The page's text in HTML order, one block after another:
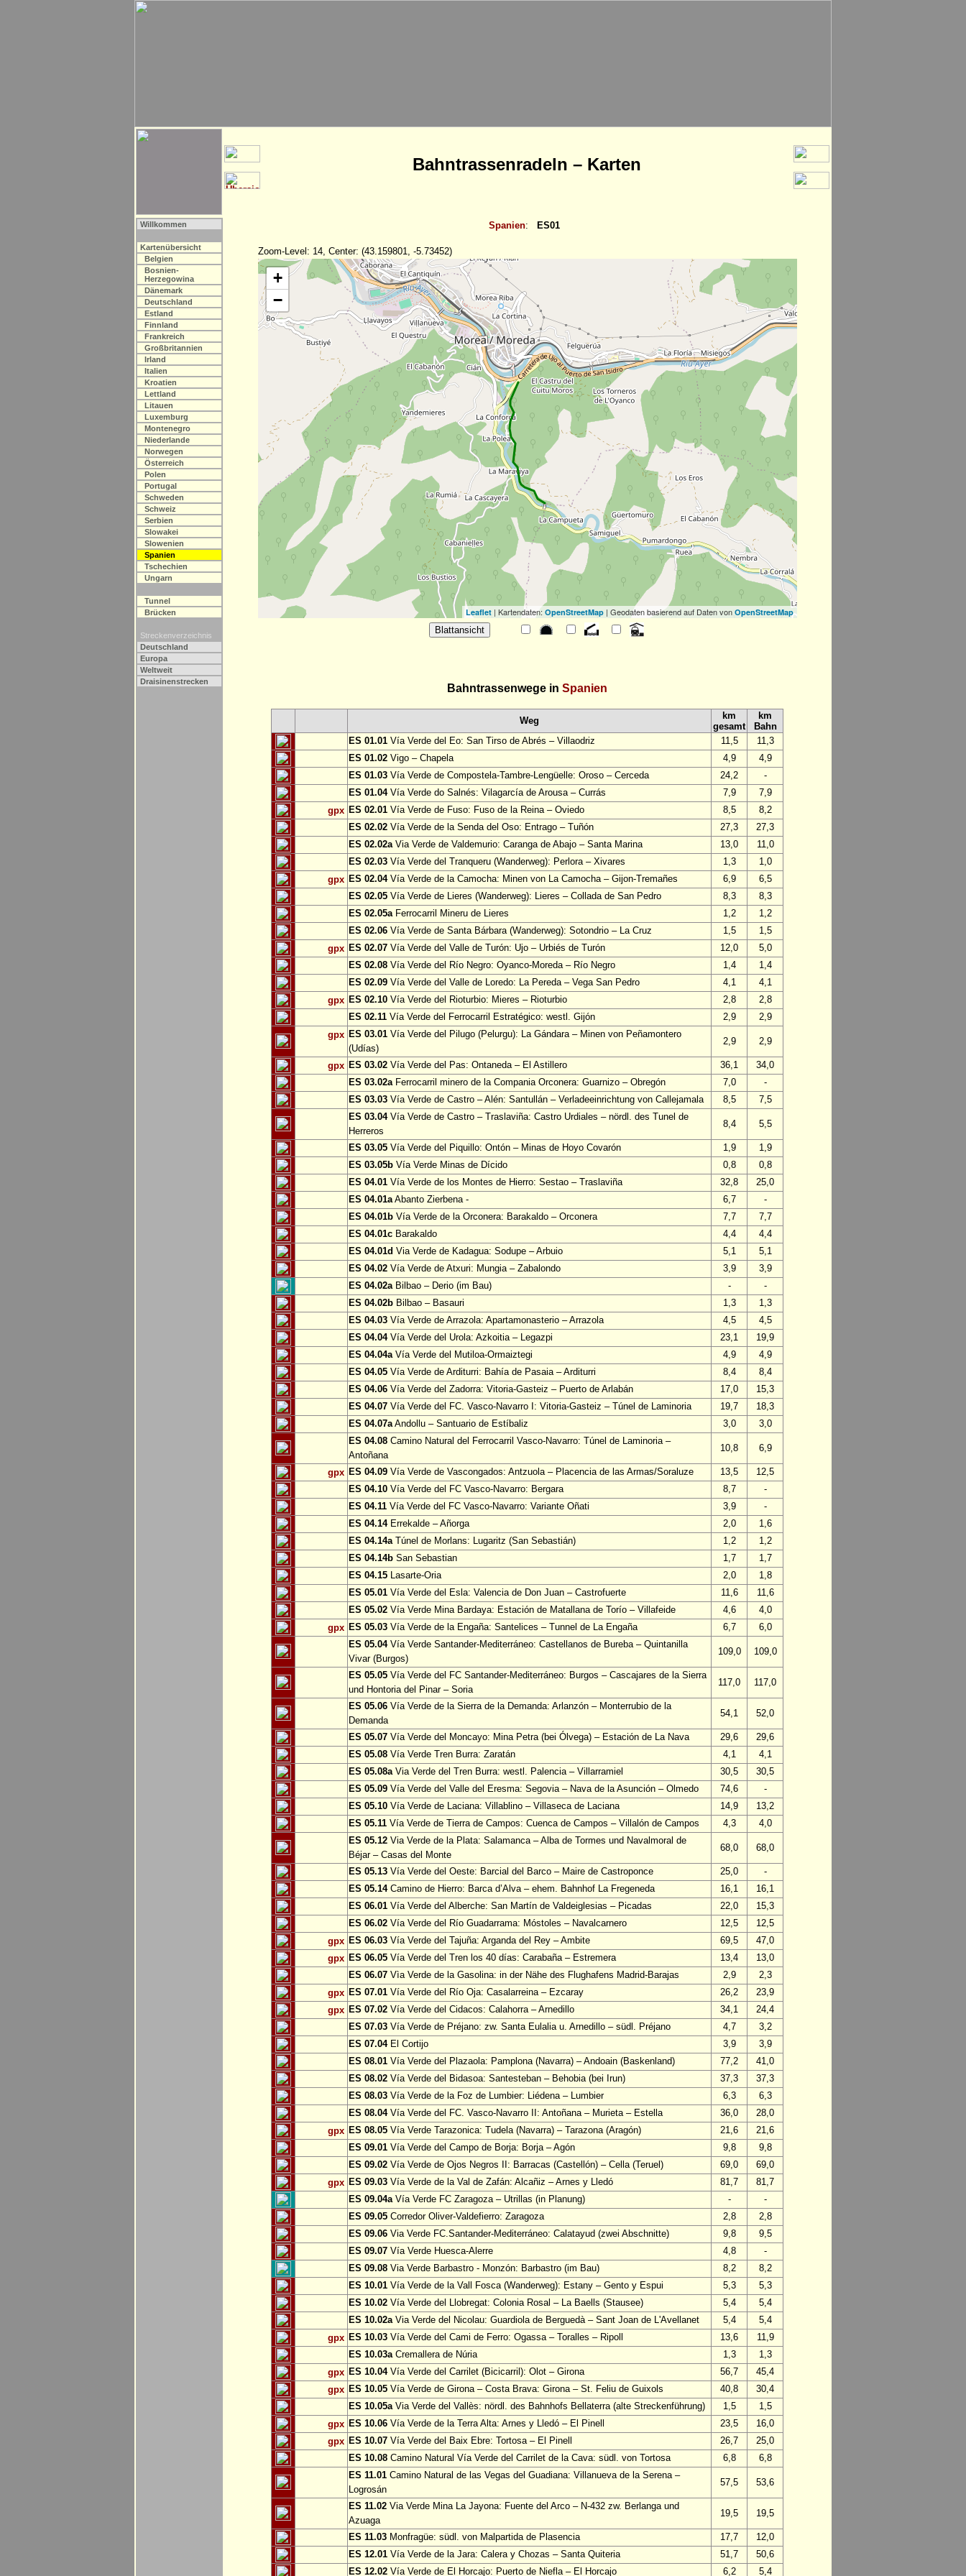
Bahntrassenradeln – Karten
Willkommen
Kartenübersicht
Belgien
Bosnien-
Herzegowina
Dänemark
Deutschland
Estland
Finnland
Frankreich
Großbritannien
Irland
Italien
Kroatien
Lettland
Litauen
Luxemburg
Montenegro
Niederlande
Norwegen
Österreich
Polen
Portugal
Schweden
Schweiz
Serbien
Slowakei
Slowenien
Spanien
Tschechien
Ungarn
Tunnel
Brücken
Streckenverzeichnis
Deutschland
Europa
Weltweit
Draisinenstrecken
Spanien: ES01
Zoom-Level: 14, Center: (43.159801, -5.73452)
+
−
Leaflet| Kartendaten: OpenStreetMap| Geodaten basierend auf Daten von OpenStreetMap
Bahntrassenwege in Spanien
Weg
km
gesamt
km
Bahn
ES 01.01 Vía Verde del Eo: San Tirso de Abrés – Villaodriz 11,5
11,3
ES 01.02 Vigo – Chapela 4,9
4,9
ES 01.03 Vía Verde de Compostela-Tambre-Lengüelle: Oroso – Cerceda 24,2
-
ES 01.04Vía Verde do Salnés: Vilagarcía de Arousa – Currás 7,9
7,9
gpx ES 02.01 Vía Verde de Fuso: Fuso de la Reina – Oviedo 8,5
8,2
ES 02.02 Vía Verde de la Senda del Oso: Entrago – Tuñón 27,3
27,3
ES 02.02aVia Verde de Valdemurio: Caranga de Abajo – Santa Marina 13,0
11,0
ES 02.03 Vía Verde del Tranqueru (Wanderweg): Perlora – Xivares 1,3
1,0
gpx ES 02.04Vía Verde de la Camocha: Minen von La Camocha – Gijon-Tremañes 6,9
6,5
ES 02.05 Vía Verde de Lieres (Wanderweg): Lieres – Collada de San Pedro 8,3
8,3
ES 02.05aFerrocarril Mineru de Lieres 1,2
1,2
ES 02.06 Vía Verde de Santa Bárbara (Wanderweg): Sotondrio – La Cruz 1,5
1,5
gpx ES 02.07 Vía Verde del Valle de Turón: Ujo – Urbiés de Turón 12,0
5,0
ES 02.08 Vía Verde del Río Negro: Oyanco-Moreda – Río Negro 1,4
1,4
ES 02.09 Vía Verde del Valle de Loredo: La Pereda – Vega San Pedro 4,1
4,1
gpx ES 02.10 Vía Verde del Rioturbio: Mieres – Rioturbio 2,8
2,8
ES 02.11 Vía Verde del Ferrocarril Estratégico: westl. Gijón 2,9
2,9
gpx ES 03.01 Vía Verde del Pilugo (Pelurgu): La Gándara – Minen von Peñamontero
(Udías)
2,9 2,9
gpx ES 03.02 Vía Verde del Pas: Ontaneda – El Astillero 36,1
34,0
ES 03.02aFerrocarril minero de la Compania Orconera: Guarnizo – Obregón 7,0
-
ES 03.03 Vía Verde de Castro – Alén: Santullán – Verladeeinrichtung von Callejamala 8,5
7,5
ES 03.04Vía Verde de Castro – Traslaviña: Castro Urdiales – nördl. des Tunel de
Herreros
8,4 5,5
ES 03.05 Vía Verde del Piquillo: Ontón – Minas de Hoyo Covarón 1,9
1,9
ES 03.05b Vía Verde Minas de Dícido 0,8
0,8
ES 04.01 Vía Verde de los Montes de Hierro: Sestao – Traslaviña 32,8
25,0
ES 04.01aAbanto Zierbena - 6,7
-
ES 04.01b Vía Verde de la Orconera: Barakaldo – Orconera 7,7
7,7
ES 04.01c Barakaldo 4,4
4,4
ES 04.01d Via Verde de Kadagua: Sodupe – Arbuio 5,1
5,1
ES 04.02 Vía Verde de Atxuri: Mungia – Zabalondo 3,9
3,9
ES 04.02aBilbao – Derio (im Bau) -
-
ES 04.02b Bilbao – Basauri 1,3
1,3
ES 04.03 Vía Verde de Arrazola: Apartamonasterio – Arrazola 4,5
4,5
ES 04.04Vía Verde del Urola: Azkoitia – Legazpi 23,1
19,9
ES 04.04aVía Verde del Mutiloa-Ormaiztegi 4,9
4,9
ES 04.05 Vía Verde de Arditurri: Bahía de Pasaia – Arditurri 8,4
8,4
ES 04.06 Vía Verde del Zadorra: Vitoria-Gasteiz – Puerto de Arlabán 17,0
15,3
ES 04.07 Vía Verde del FC. Vasco-Navarro I: Vitoria-Gasteiz – Túnel de Laminoria 19,7
18,3
ES 04.07aAndollu – Santuario de Estíbaliz 3,0
3,0
ES 04.08 Camino Natural del Ferrocarril Vasco-Navarro: Túnel de Laminoria –
Antoñana
10,8 6,9
gpx ES 04.09 Vía Verde de Vascongados: Antzuola – Placencia de las Armas/Soraluze 13,5
12,5
ES 04.10 Vía Verde del FC Vasco-Navarro: Bergara 8,7
-
ES 04.11 Vía Verde del FC Vasco-Navarro: Variante Oñati 3,9
-
ES 04.14Errekalde – Añorga 2,0
1,6
ES 04.14aTúnel de Morlans: Lugaritz (San Sebastián) 1,2
1,2
ES 04.14b San Sebastian 1,7
1,7
ES 04.15 Lasarte-Oria 2,0
1,8
ES 05.01 Vía Verde del Esla: Valencia de Don Juan – Castrofuerte 11,6
11,6
ES 05.02 Vía Verde Mina Bardaya: Estación de Matallana de Torío – Villafeide 4,6
4,0
gpx ES 05.03 Vía Verde de la Engaña: Santelices – Tunnel de La Engaña 6,7
6,0
ES 05.04Vía Verde Santander-Mediterráneo: Castellanos de Bureba – Quintanilla
Vivar (Burgos)
109,0 109,0
ES 05.05 Vía Verde del FC Santander-Mediterráneo: Burgos – Cascajares de la Sierra
und Hontoria del Pinar – Soria
117,0 117,0
ES 05.06 Vía Verde de la Sierra de la Demanda: Arlanzón – Monterrubio de la
Demanda
54,1 52,0
ES 05.07 Vía Verde del Moncayo: Mina Petra (bei Ólvega) – Estación de La Nava 29,6
29,6
ES 05.08 Vía Verde Tren Burra: Zaratán 4,1
4,1
ES 05.08aVia Verde del Tren Burra: westl. Palencia – Villarramiel 30,5
30,5
ES 05.09 Vía Verde del Valle del Eresma: Segovia – Nava de la Asunción – Olmedo 74,6
-
ES 05.10 Vía Verde de Laciana: Villablino – Villaseca de Laciana 14,9
13,2
ES 05.11 Vía Verde de Tierra de Campos: Cuenca de Campos – Villalón de Campos 4,3
4,0
ES 05.12 Via Verde de la Plata: Salamanca – Alba de Tormes und Navalmoral de
Béjar – Casas del Monte
68,0 68,0
ES 05.13 Vía Verde del Oeste: Barcial del Barco – Maire de Castroponce 25,0
-
ES 05.14Camino de Hierro: Barca d’Alva – ehem. Bahnhof La Fregeneda 16,1
16,1
ES 06.01 Vía Verde del Alberche: San Martín de Valdeiglesias – Picadas 22,0
15,3
ES 06.02 Vía Verde del Río Guadarrama: Móstoles – Navalcarnero 12,5
12,5
gpx ES 06.03 Vía Verde del Tajuña: Arganda del Rey – Ambite 69,5
47,0
gpx ES 06.05 Vía Verde del Tren los 40 días: Carabaña – Estremera 13,4
13,0
ES 06.07 Vìa Verde de la Gasolina: in der Nähe des Flughafens Madrid-Barajas 2,9
2,3
gpx ES 07.01 Vía Verde del Río Oja: Casalarreina – Ezcaray 26,2
23,9
gpx ES 07.02 Vía Verde del Cidacos: Calahorra – Arnedillo 34,1
24,4
ES 07.03 Vía Verde de Préjano: zw. Santa Eulalia u. Arnedillo – südl. Préjano 4,7
3,2
ES 07.04El Cortijo 3,9
3,9
ES 08.01 Vía Verde del Plazaola: Pamplona (Navarra) – Andoain (Baskenland) 77,2
41,0
ES 08.02 Vía Verde del Bidasoa: Santesteban – Behobia (bei Irun) 37,3
37,3
ES 08.03 Vía Verde de la Foz de Lumbier: Liédena – Lumbier 6,3
6,3
ES 08.04Vía Verde del FC. Vasco-Navarro II: Antoñana – Murieta – Estella 36,0
28,0
gpx ES 08.05 Vía Verde Tarazonica: Tudela (Navarra) – Tarazona (Aragón) 21,6
21,6
ES 09.01 Vía Verde del Campo de Borja: Borja – Agón 9,8
9,8
ES 09.02 Vía Verde de Ojos Negros II: Barracas (Castellón) – Cella (Teruel) 69,0
69,0
gpx ES 09.03 Vía Verde de la Val de Zafán: Alcañiz – Arnes y Lledó 81,7
81,7
ES 09.04aVía Verde FC Zaragoza – Utrillas (in Planung) -
-
ES 09.05 Corredor Oliver-Valdefierro: Zaragoza 2,8
2,8
ES 09.06 Via Verde FC.Santander-Mediterráneo: Calatayud (zwei Abschnitte) 9,8
9,5
ES 09.07 Vía Verde Huesca-Alerre 4,8
-
ES 09.08 Via Verde Barbastro - Monzón: Barbastro (im Bau) 8,2
8,2
ES 10.01 Vía Verde de la Vall Fosca (Wanderweg): Estany – Gento y Espui 5,3
5,3
ES 10.02 Vía Verde del Llobregat: Colonia Rosal – La Baells (Stausee) 5,4
5,4
ES 10.02aVia Verde del Nicolau: Guardiola de Berguedà – Sant Joan de L'Avellanet 5,4
5,4
gpx ES 10.03 Vía Verde del Cami de Ferro: Ogassa – Toralles – Ripoll 13,6
11,9
ES 10.03aCremallera de Núria 1,3
1,3
gpx ES 10.04Vía Verde del Carrilet (Bicicarril): Olot – Girona 56,7
45,4
gpx ES 10.05 Vía Verde de Girona – Costa Brava: Girona – St. Feliu de Guixols 40,8
30,4
ES 10.05aVia Verde del Vallès: nördl. des Bahnhofs Bellaterra (alte Streckenführung) 1,5
1,5
gpx ES 10.06 Vía Verde de la Terra Alta: Arnes y Lledó – El Pinell 23,5
16,0
gpx ES 10.07 Vía Verde del Baix Ebre: Tortosa – El Pinell 26,7
25,0
ES 10.08 Camino Natural Vía Verde del Carrilet de la Cava: südl. von Tortosa 6,8
6,8
ES 11.01 Camino Natural de las Vegas del Guadiana: Villanueva de la Serena –
Logrosán
57,5 53,6
ES 11.02 Via Verde Mina La Jayona: Fuente del Arco – N-432 zw. Berlanga und
Azuaga
19,5 19,5
ES 11.03 Monfragüe: südl. von Malpartida de Plasencia 17,7
12,0
ES 12.01 Vía Verde de la Jara: Calera y Chozas – Santa Quiteria 51,7
50,6
ES 12.02 Vía Verde de El Horcajo: Puerto de Niefla – El Horcajo 6,2 5,4